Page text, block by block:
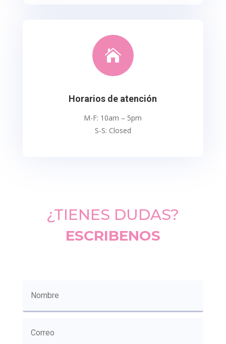

Horarios de atención
M-F: 10am – 5pm
S-S: Closed
¿TIENES DUDAS?
ESCRIBENOS